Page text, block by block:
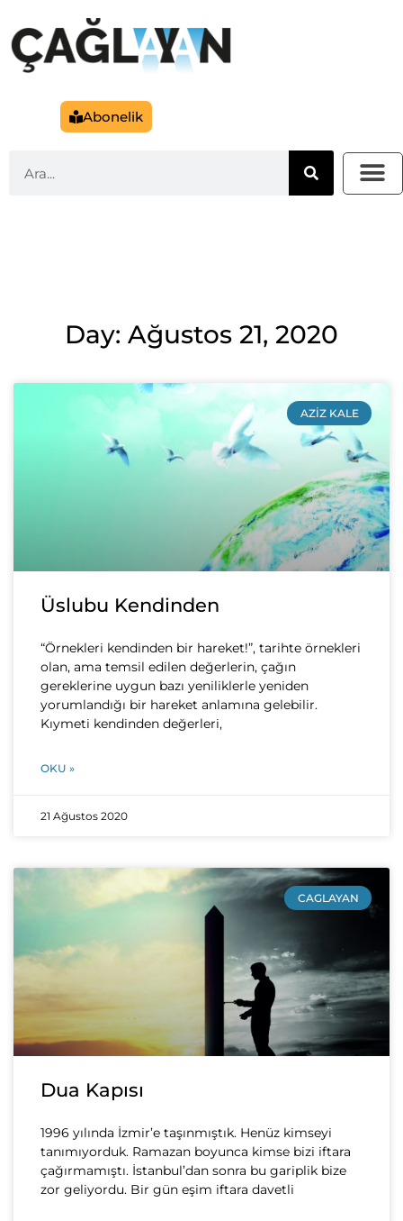
Abonelik
Day: Ağustos 21, 2020
AZIZ KALE
Üslubu Kendinden
“Örnekleri kendinden bir hareket!”, tarihte örnekleri
olan, ama temsil edilen değerlerin, çağın
gereklerine uygun bazı yeniliklerle yeniden
yorumlandığı bir hareket anlamına gelebilir.
Kıymeti kendinden değerleri,
OKU »
21 Ağustos 2020
CAGLAYAN
Dua Kapısı
1996 yılında İzmir’e taşınmıştık. Henüz kimseyi
tanımıyorduk. Ramazan boyunca kimse bizi iftara
çağırmamıştı. İstanbul’dan sonra bu gariplik bize
zor geliyordu. Bir gün eşim iftara davetli